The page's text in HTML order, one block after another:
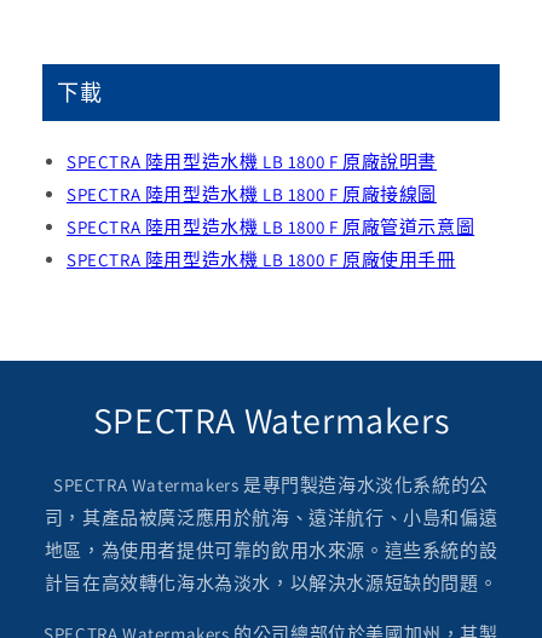
下載
SPECTRA 陸用型造水機 LB 1800 F 原廠說明書
SPECTRA 陸用型造水機 LB 1800 F 原廠接線圖
SPECTRA 陸用型造水機 LB 1800 F 原廠管道示意圖
SPECTRA 陸用型造水機 LB 1800 F 原廠使用手冊
SPECTRA Watermakers
SPECTRA Watermakers 是專門製造海水淡化系統的公
司，其產品被廣泛應用於航海、遠洋航行、小島和偏遠
地區，為使用者提供可靠的飲用水來源。這些系統的設
計旨在高效轉化海水為淡水，以解決水源短缺的問題。